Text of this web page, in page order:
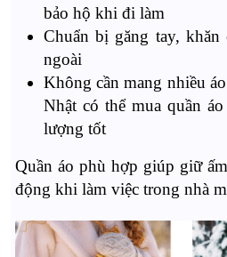
bảo hộ khi đi làm
Chuẩn bị găng tay,
ngoài
Không cần mang nhiều
Nhật có thể mua quần
lượng tốt
Quần áo phù hợp giúp giữ
động khi làm việc trong nhà